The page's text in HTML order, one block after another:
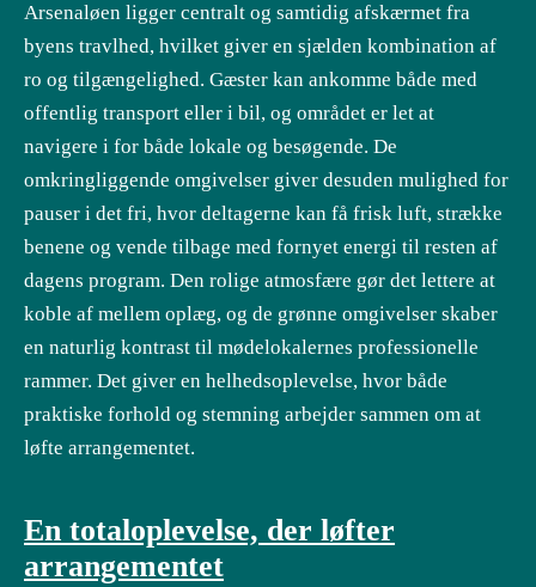
Arsenaløen ligger centralt og samtidig afskærmet fra
byens travlhed, hvilket giver en sjælden kombination af
ro og tilgængelighed. Gæster kan ankomme både med
offentlig transport eller i bil, og området er let at
navigere i for både lokale og besøgende. De
omkringliggende omgivelser giver desuden mulighed for
pauser i det fri, hvor deltagerne kan få frisk luft, strække
benene og vende tilbage med fornyet energi til resten af
dagens program. Den rolige atmosfære gør det lettere at
koble af mellem oplæg, og de grønne omgivelser skaber
en naturlig kontrast til mødelokalernes professionelle
rammer. Det giver en helhedsoplevelse, hvor både
praktiske forhold og stemning arbejder sammen om at
løfte arrangementet.
En totaloplevelse, der løfter
arrangementet